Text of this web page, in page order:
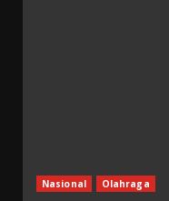
Nasional Olahraga